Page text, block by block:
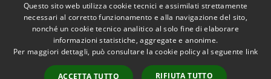
Accessibilità
Copyright © 2026 • Comune di
Gaglianico • Powered by
Municipium• Accesso
Questo sito web utilizza cookie tecnici e assimilati strettamente
necessari al corretto funzionamento e alla navigazione del sito,
nonché un cookie tecnico analitico al solo fine di elaborare
informazioni statistiche, aggregate e anonime.
Per maggiori dettagli, può consultare la cookie policy al seguente link
ACCETTA TUTTO RIFIUTA TUTTO